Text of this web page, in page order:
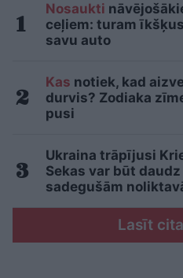
Nosaukti
ceļiem: turam
savu auto
Kas notiek, kad
durvis? Zodiaka
pusi
Ukraina trāpījusi
Sekas var būt
sadegušām
Lasīt